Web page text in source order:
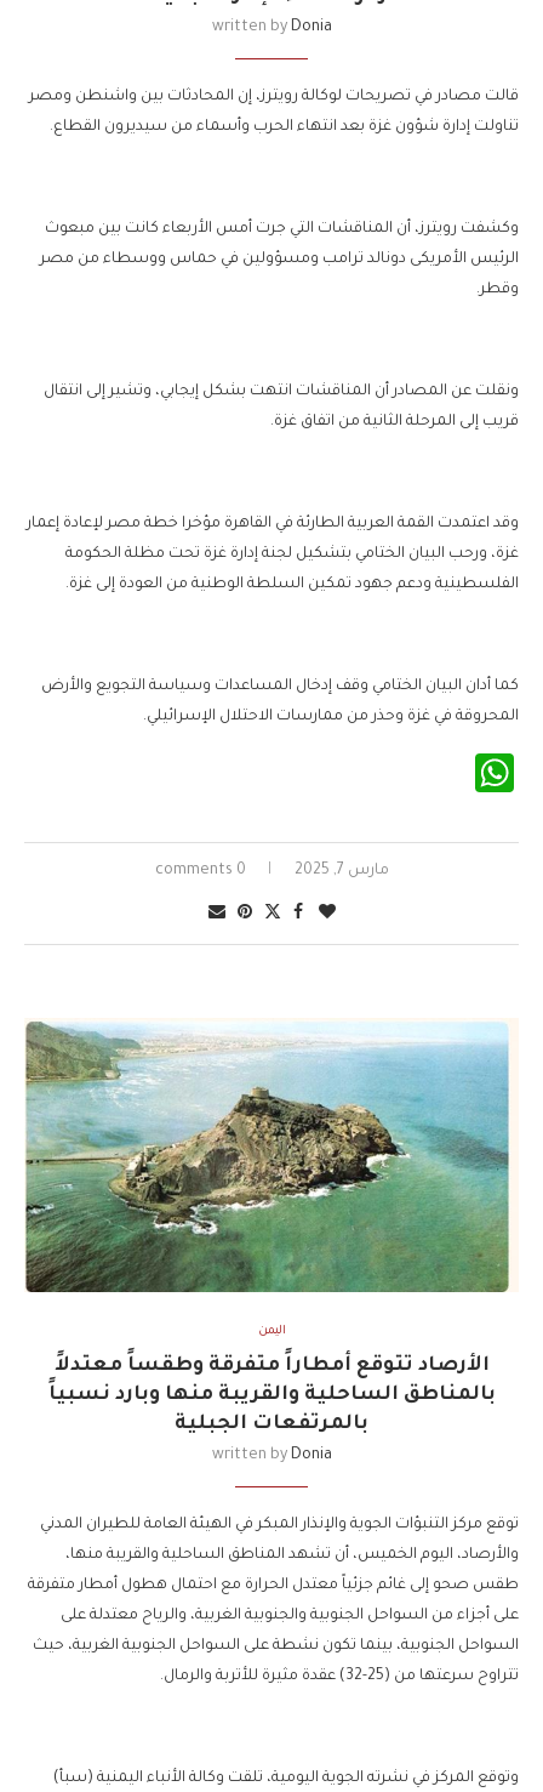
written by Donia
قالت مصادر في تصريحات لوكالة رويترز، إن المحادثات بين واشنطن ومصر
تناولت إدارة شؤون غزة بعد انتهاء الحرب وأسماء من سيديرون القطاع.
وكشفت رويترز، أن المناقشات التي جرت أمس الأربعاء كانت بين مبعوث
الرئيس الأمريكى دونالد ترامب ومسؤولين في حماس ووسطاء من مصر
وقطر.
ونقلت عن المصادر أن المناقشات انتهت بشكل إيجابي، وتشير إلى انتقال
قريب إلى المرحلة الثانية من اتفاق غزة.
وقد اعتمدت القمة العربية الطارئة في القاهرة مؤخرا خطة مصر لإعادة إعمار
غزة، ورحب البيان الختامي بتشكيل لجنة إدارة غزة تحت مظلة الحكومة
الفلسطينية ودعم جهود تمكين السلطة الوطنية من العودة إلى غزة.
كما أدان البيان الختامي وقف إدخال المساعدات وسياسة التجويع والأرض
المحروقة في غزة وحذر من ممارسات الاحتلال الإسرائيلي.
مارس 7, 2025 0 comments
اليمن
الأرصاد تتوقع أمطاراً متفرقة وطقساً معتدلاً
بالمناطق الساحلية والقريبة منها وبارد نسبياً
بالمرتفعات الجبلية
written by Donia
توقع مركز التنبؤات الجوية والإنذار المبكر في الهيئة العامة للطيران المدني
والأرصاد، اليوم الخميس، أن تشهد المناطق الساحلية والقريبة منها،
طقس صحو إلى غائم جزئياً معتدل الحرارة مع احتمال هطول أمطار متفرقة
على أجزاء من السواحل الجنوبية والجنوبية الغربية، والرياح معتدلة على
السواحل الجنوبية، بينما تكون نشطة على السواحل الجنوبية الغربية، حيث
تتراوح سرعتها من (25-32) عقدة مثيرة للأتربة والرمال.
وتوقع المركز في نشرته الجوية اليومية، تلقت وكالة الأنباء اليمنية (سبأ)